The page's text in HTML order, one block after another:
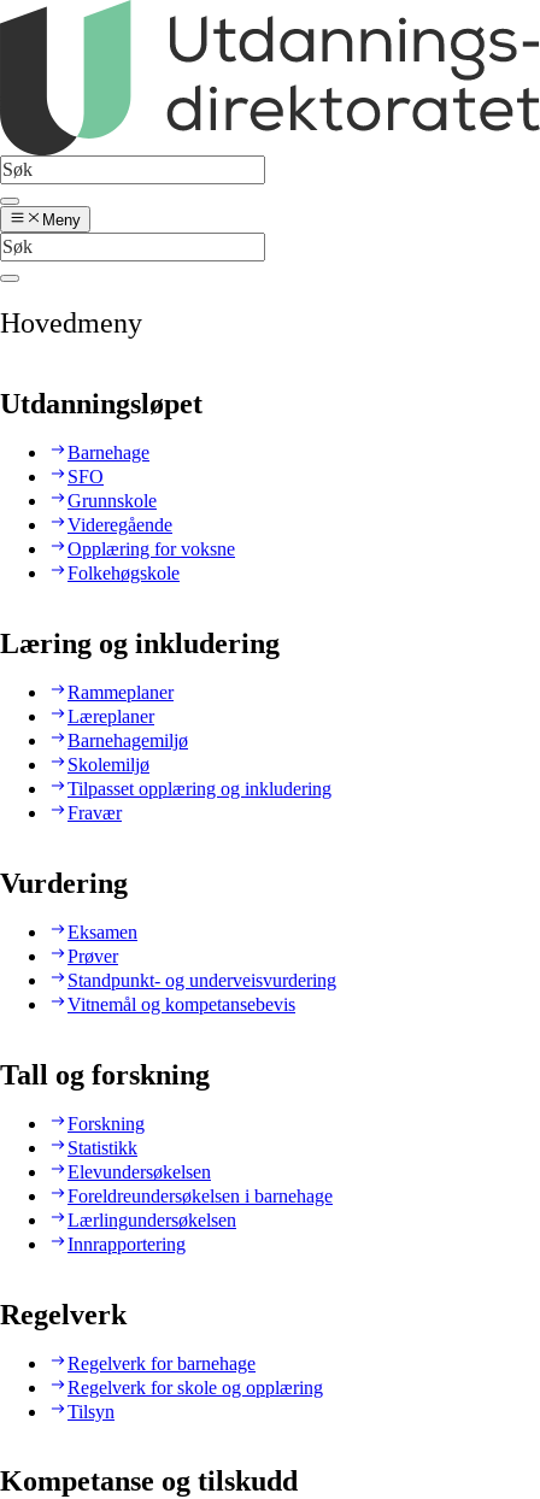
Meny
Hovedmeny
Utdanningsløpet
Barnehage
SFO
Grunnskole
Videregående
Opplæring for voksne
Folkehøgskole
Læring og inkludering
Rammeplaner
Læreplaner
Barnehagemiljø
Skolemiljø
Tilpasset opplæring og inkludering
Fravær
Vurdering
Eksamen
Prøver
Standpunkt- og underveisvurdering
Vitnemål og kompetansebevis
Tall og forskning
Forskning
Statistikk
Elevundersøkelsen
Foreldreundersøkelsen i barnehage
Lærlingundersøkelsen
Innrapportering
Regelverk
Regelverk for barnehage
Regelverk for skole og opplæring
Tilsyn
Kompetanse og tilskudd